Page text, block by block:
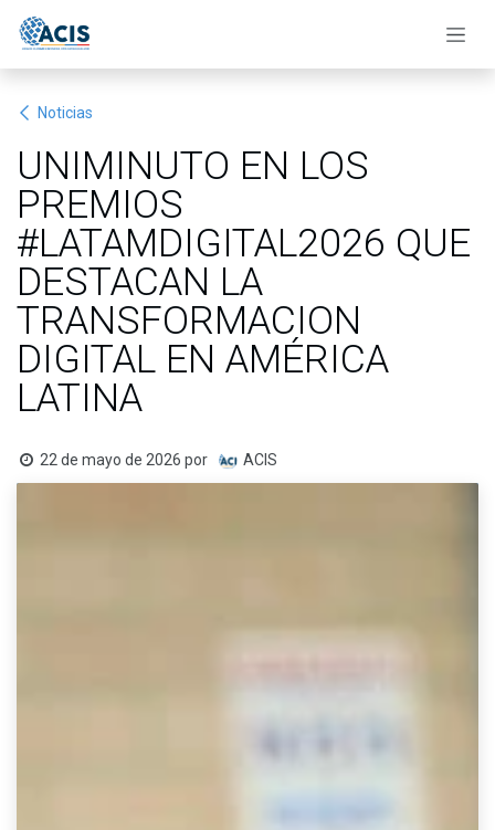
Noticias
UNIMINUTO EN LOS
PREMIOS
#LATAMDIGITAL2026 QUE
DESTACAN LA
TRANSFORMACION
DIGITAL EN AMÉRICA
LATINA
22 de mayo de 2026 por ACIS